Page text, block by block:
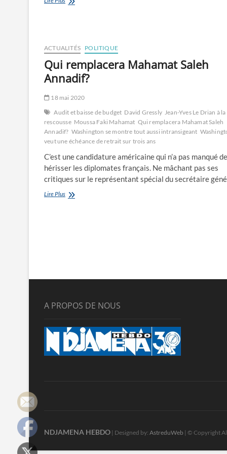
HH
ACTUALITÉS POLITIQUE
Qui remplacera Mahamat Saleh
Annadif?
18 mai 2020
Audit et baisse de budget David Gressly Jean-Yves Le Drian à la
rescousse Moussa Faki Mahamat Qui remplacera Mahamat Saleh
Annadif? Washington se montre tout aussi intransigeant
veut une échéance de retrait sur trois ans
C’est une candidature américaine qui n’a pas manqué de
hérisser les diplomates français. Ne mâchant pas ses
critiques sur le représentant spécial du secrétaire
Lire PlusQui
A PROPOS DE NOUS
NDJAMENA HEBDO | Designed by: AstreduWeb | © Copyright